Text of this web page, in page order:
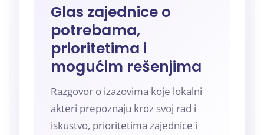
Glas zajednice o
potrebama,
prioritetima i
mogućim rešenjima
Razgovor o izazovima koje lokalni
akteri prepoznaju kroz svoj rad i
iskustvo, prioritetima zajednice i